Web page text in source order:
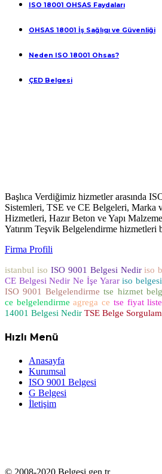
ISO 18001 OHSAS Faydaları
OHSAS 18001 İş Sağlıgı ve Güvenliği
Neden ISO 18001 Ohsas?
ÇED Belgesi
Başlıca Verdiğimiz hizmetler arasında
Sistemleri, TSE ve CE Belgeleri, Marka
Hizmetleri, Hazır Beton ve Yapı
Yatırım Teşvik Belgelendirme hizmetleri
Firma Profili
istanbul iso ISO 9001 Belgesi Nedir iso
CE Belgesi Nedir Ne İşe Yarar iso
ISO 9001 Belgelendirme tse hizmet
ce belgelendirme agrega ce tse fiyat
14001 Belgesi Nedir TSE Belge
Hızlı Menü
Anasayfa
Kurumsal
ISO 9001 Belgesi
G Belgesi
İletişim
© 2008-2020 Belgesi.gen.tr